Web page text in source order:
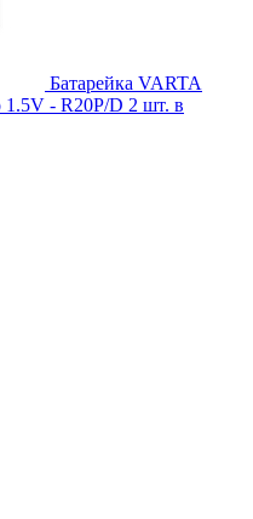
Батарейка VARTA
1.5V - R20P/D 2 шт. в